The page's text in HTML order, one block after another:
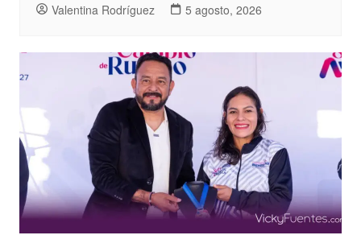
Valentina Rodríguez 5 agosto, 2026